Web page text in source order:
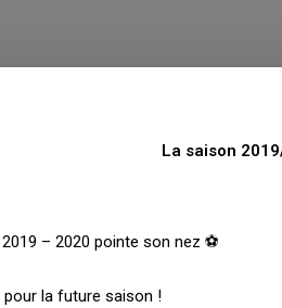
La saison
– 2020 pointe son nez ⚽️
la future saison !